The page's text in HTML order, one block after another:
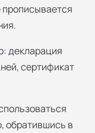
прописывается
декларация
сертификат
обратившись в